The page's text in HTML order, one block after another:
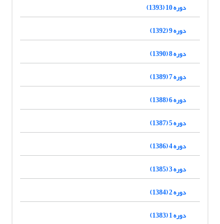
دوره 10 (1393)
دوره 9 (1392)
دوره 8 (1390)
دوره 7 (1389)
دوره 6 (1388)
دوره 5 (1387)
دوره 4 (1386)
دوره 3 (1385)
دوره 2 (1384)
دوره 1 (1383)